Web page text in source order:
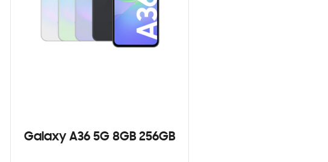
Galaxy A36 5G 8GB 256GB